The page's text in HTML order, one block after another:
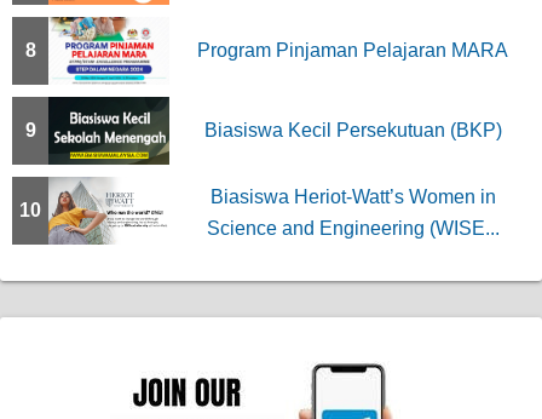
8 Program Pinjaman Pelajaran MARA
9 Biasiswa Kecil Persekutuan (BKP)
10
Biasiswa Heriot-Watt’s Women in
Science and Engineering (WISE...